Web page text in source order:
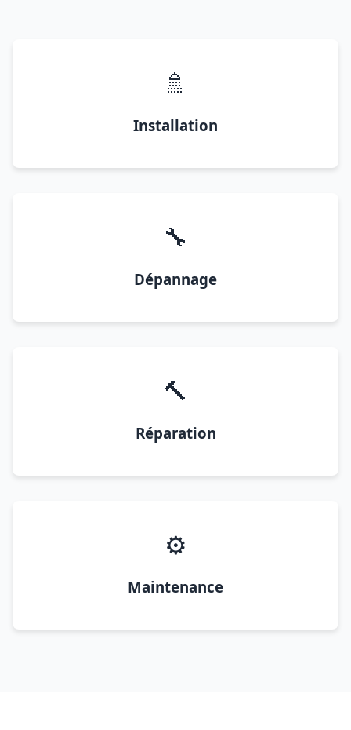
🚿
Installation
🔧
Dépannage
🔨
Réparation
⚙️
Maintenance